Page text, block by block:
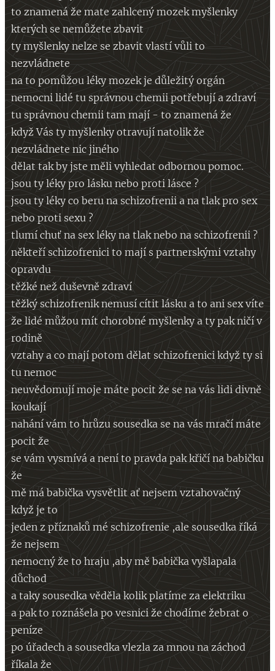
to znamená že mate zahlcený mozek myšlenky
kterých se nemůžete zbavit
ty myšlenky nelze se zbavit vlastí vůli to
nezvládnete
na to pomůžou léky mozek je důležitý orgán
nemocni lidé tu správnou chemii potřebují a zdraví
tu správnou chemii tam mají - to znamená že
když Vás ty myšlenky otravují natolik že
nezvládnete nic jiného
dělat tak by jste měli vyhledat odbornou pomoc.
jsou ty léky pro lásku nebo proti lásce ?
jsou ty léky co beru na schizofrenii a na tlak pro sex
nebo proti sexu ?
tlumí chuť na sex léky na tlak nebo na schizofrenii ?
někteří schizofrenici to mají s partnerskými vztahy
opravdu
těžké než duševně zdraví
těžký schizofrenik nemusí cítit lásku a to ani sex víte
že lidé můžou mít chorobné myšlenky a ty pak ničí v
rodině
vztahy a co mají potom dělat schizofrenici když ty si
tu nemoc
neuvědomují moje máte pocit že se na vás lidi divně
koukají
nahání vám to hrůzu sousedka se na vás mračí máte
pocit že
se vám vysmívá a není to pravda pak křičí na babičku
že
mě má babička vysvětlit ať nejsem vztahovačný
když je to
jeden z příznaků mé schizofrenie ,ale sousedka říká
že nejsem
nemocný že to hraju ,aby mě babička vyšlapala
důchod
a taky sousedka věděla kolik platíme za elektriku
a pak to roznášela po vesnici že chodíme žebrat o
peníze
po úřadech a sousedka vlezla za mnou na záchod
říkala že